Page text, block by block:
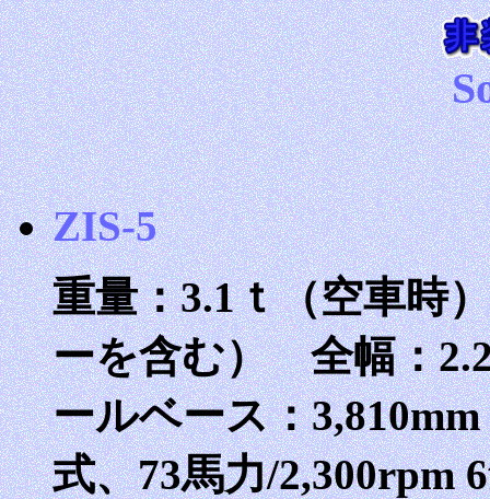
ZIS-5
重量：3.1ｔ（空車時
ーを含む） 全幅：
ールベース：
式、73馬力/2,300rpm